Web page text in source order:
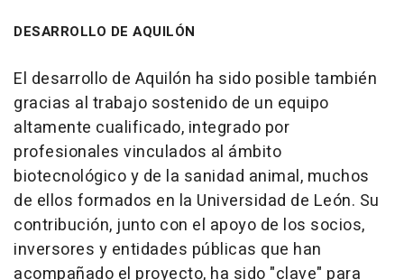
DESARROLLO DE AQUILÓN
El desarrollo de Aquilón ha sido posible también
gracias al trabajo sostenido de un equipo
altamente cualificado, integrado por
profesionales vinculados al ámbito
biotecnológico y de la sanidad animal, muchos
de ellos formados en la Universidad de León. Su
contribución, junto con el apoyo de los socios,
inversores y entidades públicas que han
acompañado el proyecto, ha sido "clave" para